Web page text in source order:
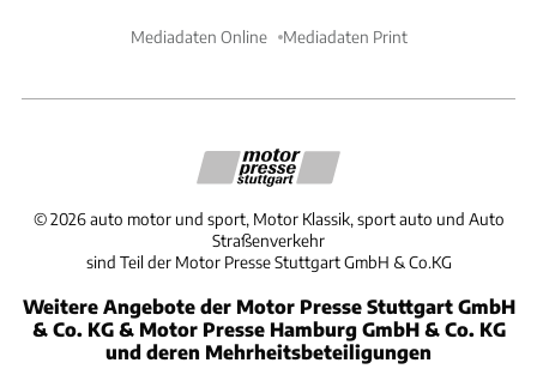
Mediadaten Online Mediadaten Print
©2026 auto motor und sport, Motor Klassik, sport auto und Auto
Straßenverkehr
sind Teil der Motor Presse Stuttgart GmbH & Co.KG
Weitere Angebote der Motor Presse Stuttgart GmbH
& Co. KG & Motor Presse Hamburg GmbH & Co. KG
und deren Mehrheitsbeteiligungen